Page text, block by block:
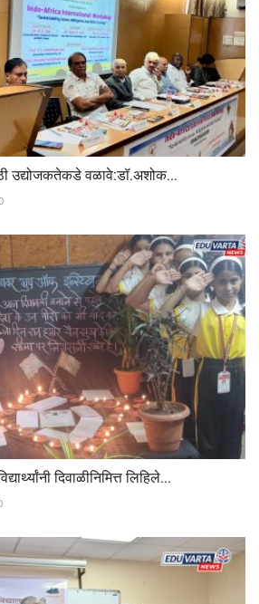
उद्योजकतेकडे वळावे:डॉ.अशोक...
दिवाळीनिमित्त लिहिले...